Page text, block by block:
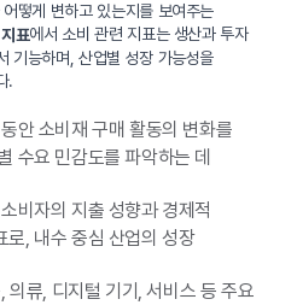
떻게 변하고 있는지를 보여주는
표에서 소비 관련 지표는 생산과 투자
기능하며, 산업별 성장 가능성을
.
안 소비재 구매 활동의 변화를
수요 민감도를 파악하는 데
비자의 지출 성향과 경제적
로, 내수 중심 산업의 성장
의류, 디지털 기기, 서비스 등 주요